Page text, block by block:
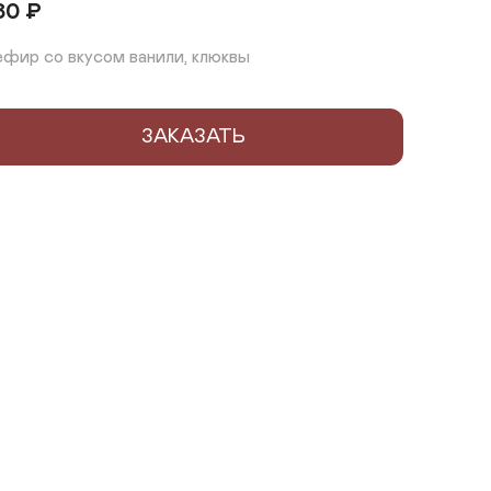
₽
со вкусом ванили, клюквы
ЗАКАЗАТЬ